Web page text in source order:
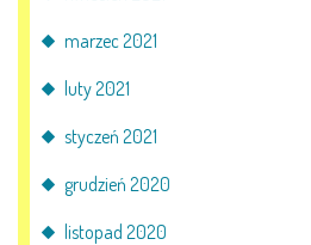
marzec 2021
luty 2021
styczeń 2021
grudzień 2020
listopad 2020